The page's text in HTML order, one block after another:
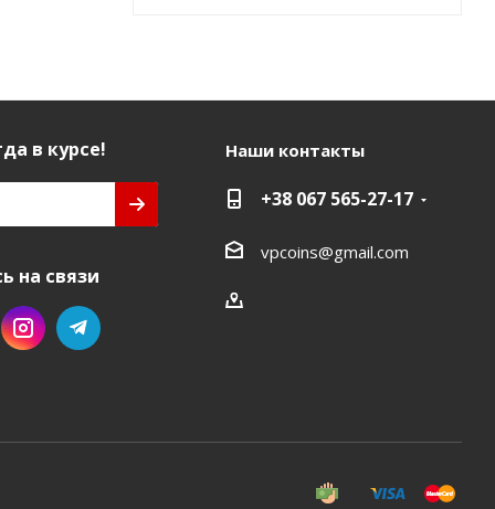
в курсе!
на связи
Наши контакты
+38 067 565-27-17
vpcoins@gmail.com